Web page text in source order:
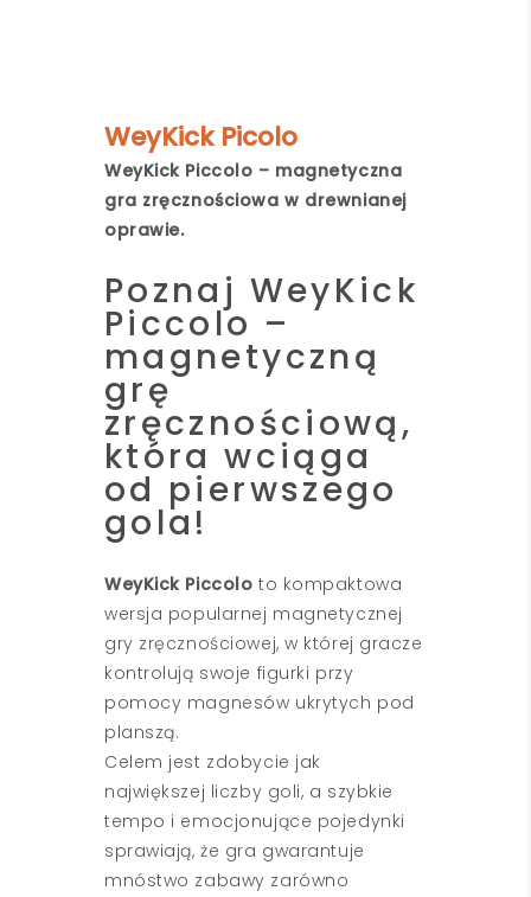
WeyKick Picolo
WeyKick Piccolo – magnetyczna
gra zręcznościowa w drewnianej
oprawie.
Poznaj WeyKick
Piccolo –
magnetyczną
grę
zręcznościową,
która wciąga
od pierwszego
gola!
WeyKick Piccolo to kompaktowa
wersja popularnej magnetycznej
gry zręcznościowej, w której gracze
kontrolują swoje figurki przy
pomocy magnesów ukrytych pod
planszą.
Celem jest zdobycie jak
największej liczby goli, a szybkie
tempo i emocjonujące pojedynki
sprawiają, że gra gwarantuje
mnóstwo zabawy zarówno